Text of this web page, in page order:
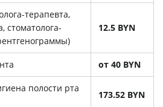
терапевта,
стоматолога-
12.5 BYN
от 40 BYN
полости рта
173.52 BYN